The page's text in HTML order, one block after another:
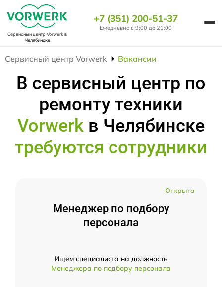
Сервисный центр Vorwerkв
Челябинске
+7 (351) 200-51-37
Ежедневно с 9:00 до 21:00
Сервисный центр Vorwerk Вакансии
В сервисный центр по
ремонту техники
Vorwerk в Челябинске
требуются сотрудники
Открыта
Менеджер по подбору
персонала
Ищем специалиста на должность
Менеджера по подбору персонала